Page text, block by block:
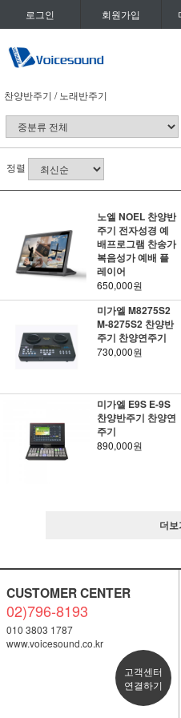
로그인 회원가입
찬양반주기 / 노래반주기
정렬
노엘 NOEL 찬양반
주기 전자성경 예
배프로그램 찬송가
복음성가 예배 플
레이어
650,000원
미가엘 M8275S2
M-8275S2 찬양반
주기 찬양연주기
730,000원
미가엘 E9S E-9S
찬양반주기 찬양연
주기
890,000원
더
CUSTOMER CENTER
02)796-8193
010 3803 1787
www.voicesound.co.kr
고객센터
연결하기